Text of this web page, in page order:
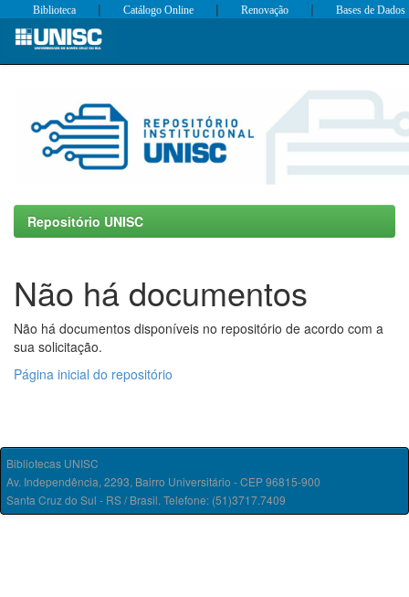
Skip
Biblioteca | Catálogo Online | Renovação | Bases de Dados
Repositório UNISC
Não há documentos
Não há documentos disponíveis no repositório de acordo com a
sua solicitação.
Página inicial do repositório
Bibliotecas UNISC
Av. Independência, 2293, Bairro Universitário - CEP 96815-900
Santa Cruz do Sul - RS / Brasil. Telefone: (51)3717.7409